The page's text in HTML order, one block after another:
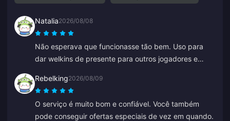
Natalia2026/08/08
Não esperava que funcionasse tão bem. Uso para
dar welkins de presente para outros jogadores e
também é rápido. Se você quer presentear alguém,
esta é uma ótima plataforma.
Rebelking2026/08/09
O serviço é muito bom e confiável. Você também
pode conseguir ofertas especiais de vez em quando.